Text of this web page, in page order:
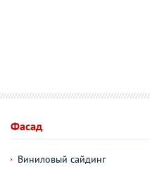
Фасад
Виниловый сайдинг